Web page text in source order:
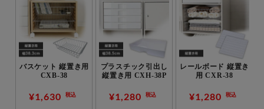
キャスター2個セッ
ト 縦置き用 CXK-
¥980 税込
棚板 縦置き用 CXT-
38
¥1,280 税込
木製扉 縦置き用
CXD-38W
¥1,580 税込